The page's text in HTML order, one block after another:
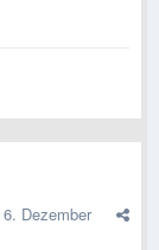
6. Dezember